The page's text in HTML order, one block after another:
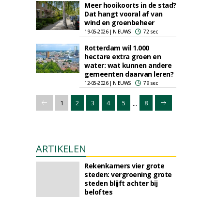
Meer hooikoorts in de stad?
Dat hangt vooral af van
wind en groenbeheer
19-05-2026 | NIEUWS 72 sec
Rotterdam wil 1.000
hectare extra groen en
water: wat kunnen andere
gemeenten daarvan leren?
12-05-2026 | NIEUWS 79 sec
1 2 3 4 5 ... 8
ARTIKELEN
Rekenkamers vier grote
steden: vergroening grote
steden blijft achter bij
beloftes